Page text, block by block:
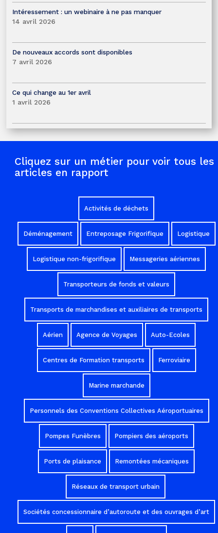
Intéressement : un webinaire à ne pas manquer
14 avril 2026
De nouveaux accords sont disponibles
7 avril 2026
Ce qui change au 1er avril
1 avril 2026
Cliquez sur un métier pour voir tous les
articles en rapport
Activités de déchets
Déménagement Entreposage Frigorifique Logistique
Logistique non-frigorifique Messageries aériennes
Transporteurs de fonds et valeurs
Transports de marchandises et auxiliaires de transports
Aérien Agence de Voyages Auto-Ecoles
Centres de Formation transports Ferroviaire
Marine marchande
Personnels des Conventions Collectives Aéroportuaires
Pompes Funèbres Pompiers des aéroports
Ports de plaisance Remontées mécaniques
Réseaux de transport urbain
Sociétés concessionnaire d’autoroute et des ouvrages d’art